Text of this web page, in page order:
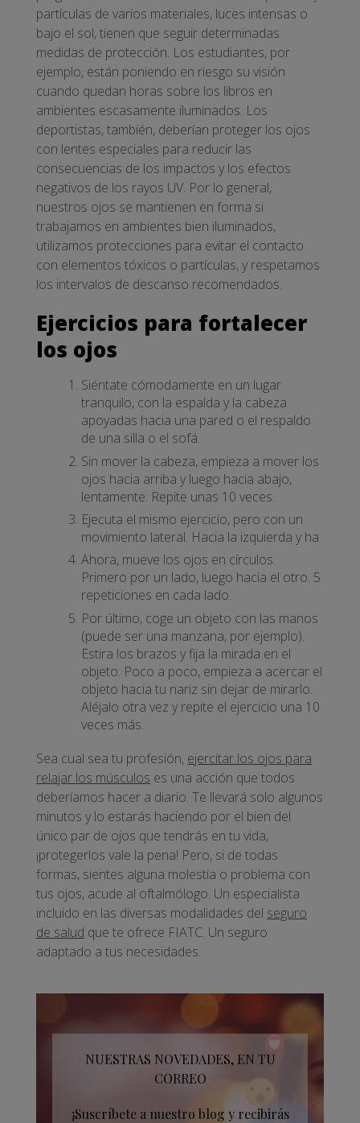
partículas de varios materiales, luces intensas o
bajo el sol, tienen que seguir determinadas
medidas de protección. Los estudiantes, por
ejemplo, están poniendo en riesgo su visión
cuando quedan horas sobre los libros en
ambientes escasamente iluminados. Los
deportistas, también, deberían proteger los ojos
con lentes especiales para reducir las
consecuencias de los impactos y los efectos
negativos de los rayos UV. Por lo general,
nuestros ojos se mantienen en forma si
trabajamos en ambientes bien iluminados,
utilizamos protecciones para evitar el contacto
con elementos tóxicos o partículas, y respetamos
los intervalos de descanso recomendados.
Ejercicios para fortalecer
los ojos
Siéntate cómodamente en un lugar
tranquilo, con la espalda y la cabeza
apoyadas hacia una pared o el respaldo
de una silla o el sofá.
Sin mover la cabeza, empieza a mover los
ojos hacia arriba y luego hacia abajo,
lentamente. Repite unas 10 veces.
Ejecuta el mismo ejercicio, pero con un
movimiento lateral. Hacia la izquierda y ha
Ahora, mueve los ojos en círculos.
Primero por un lado, luego hacia el otro. 5
repeticiones en cada lado.
Por último, coge un objeto con las manos
(puede ser una manzana, por ejemplo).
Estira los brazos y fija la mirada en el
objeto. Poco a poco, empieza a acercar el
objeto hacia tu nariz sin dejar de mirarlo.
Aléjalo otra vez y repite el ejercicio una 10
veces más.
Sea cual sea tu profesión, ejercitar los ojos para
relajar los músculos es una acción que todos
deberíamos hacer a diario. Te llevará solo algunos
minutos y lo estarás haciendo por el bien del
único par de ojos que tendrás en tu vida,
¡protegerlos vale la pena! Pero, si de todas
formas, sientes alguna molestia o problema con
tus ojos, acude al oftalmólogo. Un especialista
incluido en las diversas modalidades del seguro
de salud que te ofrece FIATC. Un seguro
adaptado a tus necesidades.
NUESTRAS NOVEDADES, EN TU
CORREO
¡Suscríbete a nuestro blog y recibirás